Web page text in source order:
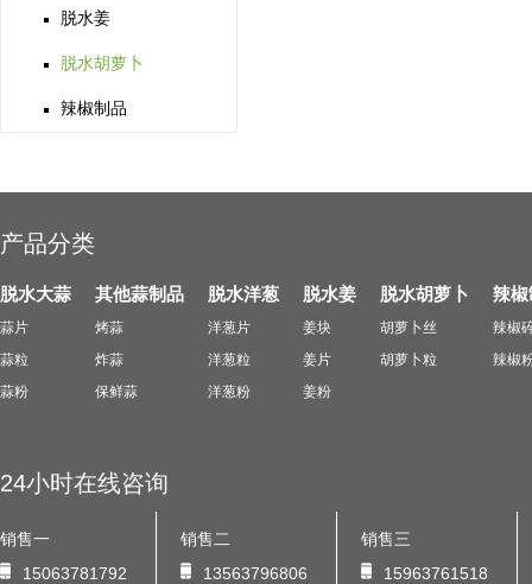
脱水姜
脱水胡萝卜
辣椒制品
产品分类
脱水大蒜
蒜片
蒜粒
蒜粉
其他蒜制品
烤蒜
炸蒜
保鲜蒜
脱水洋葱
洋葱片
洋葱粒
洋葱粉
脱水姜
姜块
姜片
姜粉
脱水胡萝卜
胡萝卜丝
胡萝卜粒
辣
辣椒
辣椒
24小时在线咨询
销售一
15063781792
销售二
13563796806
销售三
15963761518